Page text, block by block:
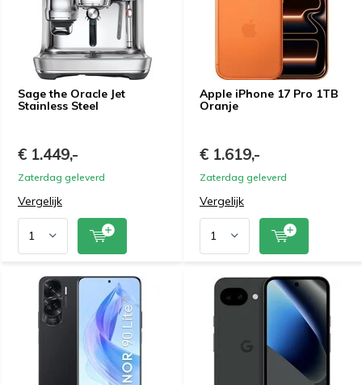
Sage the Oracle Jet
Stainless Steel
€ 1.449,-
Zaterdag geleverd
Vergelijk
Apple iPhone 17 Pro 1TB
Oranje
€ 1.619,-
Zaterdag geleverd
Vergelijk